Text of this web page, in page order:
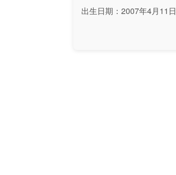
出生日期：2007年4月11日